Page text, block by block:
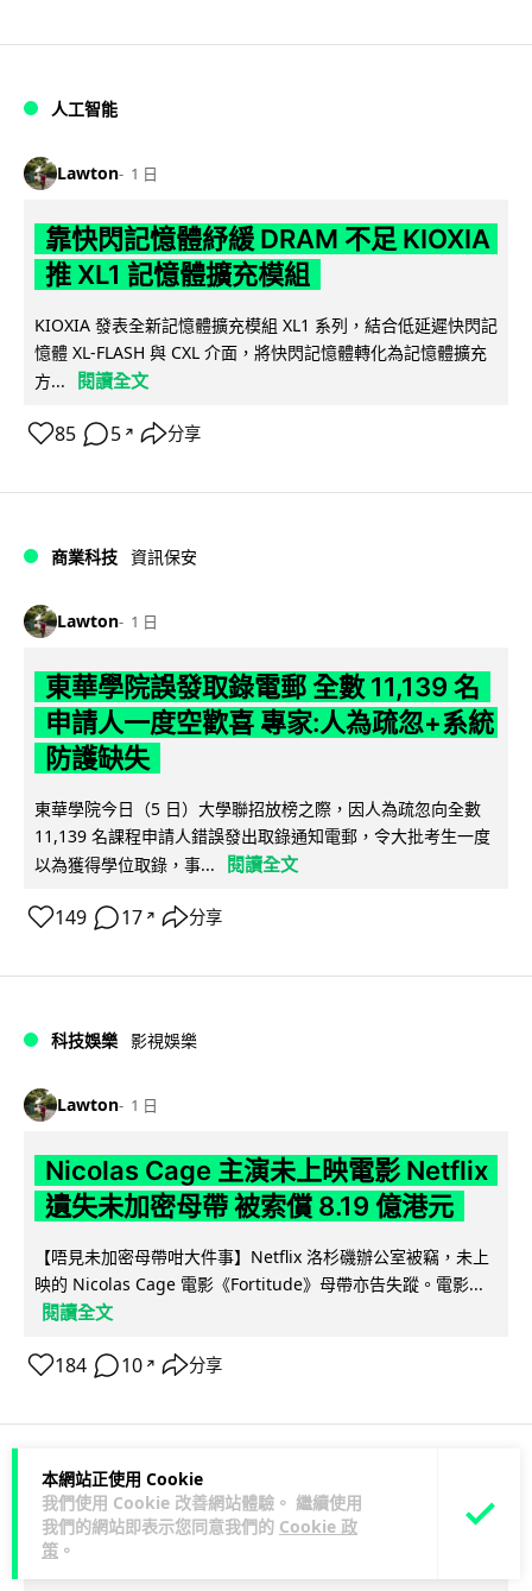
本網站正使用 Cookie
我們使用 Cookie 改善網站體驗。 繼續使用
我們的網站即表示您同意我們的 Cookie 政
策 。
人工智能
Lawton 1 日
靠快閃記憶體紓緩 DRAM 不足 KIOXIA
推 XL1 記憶體擴充模組
KIOXIA 發表全新記憶體擴充模組 XL1 系列，結合低延遲快閃記
憶體 XL-FLASH 與 CXL 介面，將快閃記憶體轉化為記憶體擴充
方...
閱讀全文
85 5 ↗ 分享
商業科技 資訊保安
Lawton 1 日
東華學院誤發取錄電郵 全數 11,139 名
申請人一度空歡喜 專家:人為疏忽+系統
防護缺失
東華學院今日（5 日）大學聯招放榜之際，因人為疏忽向全數
11,139 名課程申請人錯誤發出取錄通知電郵，令大批考生一度
以為獲得學位取錄，事...
閱讀全文
149 17 ↗ 分享
科技娛樂 影視娛樂
Lawton 1 日
Nicolas Cage 主演未上映電影 Netflix
遺失未加密母帶 被索償 8.19 億港元
【唔見未加密母帶咁大件事】Netflix 洛杉磯辦公室被竊，未上
映的 Nicolas Cage 電影《Fortitude》母帶亦告失蹤。電影...
閱讀全文
184 10 ↗ 分享
人工智能
Vin